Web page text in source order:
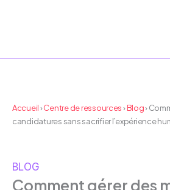
Accueil›Centre de ressources› Blog›
candidatures sans sacrifier l’expérience
BLOG
Comment gérer des